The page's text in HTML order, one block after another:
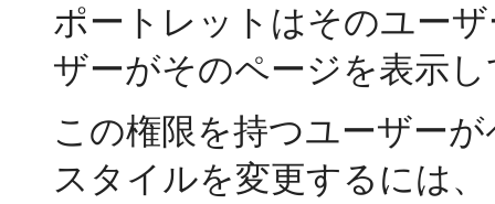
ポートレットはそのユー
ザーがそのページを表示
この権限を持つユーザー
スタイルを変更するには、